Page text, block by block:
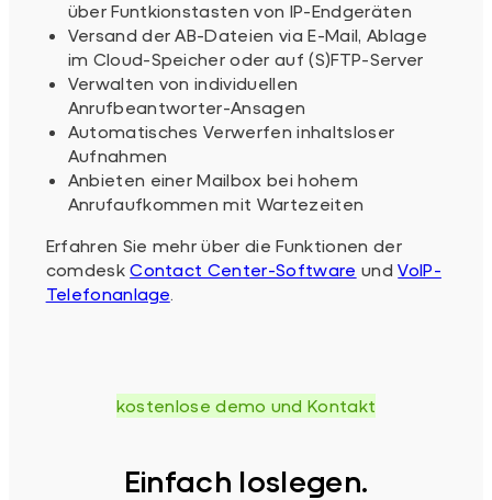
über Funtkionstasten von IP-Endgeräten
Versand der AB-Dateien via E-Mail, Ablage
im Cloud-Speicher oder auf (S)FTP-Server
Verwalten von individuellen
Anrufbeantworter-Ansagen
Automatisches Verwerfen inhaltsloser
Aufnahmen
Anbieten einer Mailbox bei hohem
Anrufaufkommen mit Wartezeiten
Erfahren Sie mehr über die Funktionen der
comdeskContact Center-Software undVoIP-
Telefonanlage.
kostenlose demo und Kontakt
Einfach loslegen.